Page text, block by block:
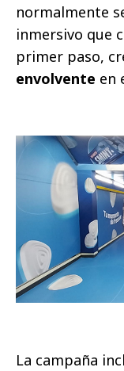
normalmente
inmersivo que
primer paso,
envolvente en
La campaña